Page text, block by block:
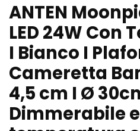
ANTEN
LED 24W Con
I Bianco I
Cameretta
4,5 cm I Ø
Dimmerabile e